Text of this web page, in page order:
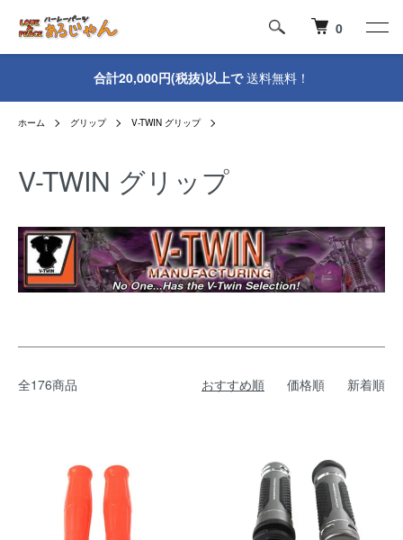
0
合計20,000円(税抜)以上で送料無料！
ホーム グリップ V-TWIN グリップ
V-TWIN グリップ
全176商品 おすすめ順 価格順 新着順